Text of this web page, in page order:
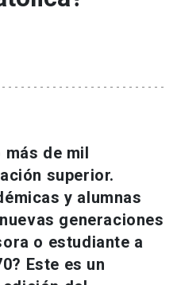
más de mil
superior.
y alumnas
generaciones
o estudiante a
Este es un